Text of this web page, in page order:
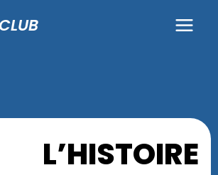
L’HISTOIRE